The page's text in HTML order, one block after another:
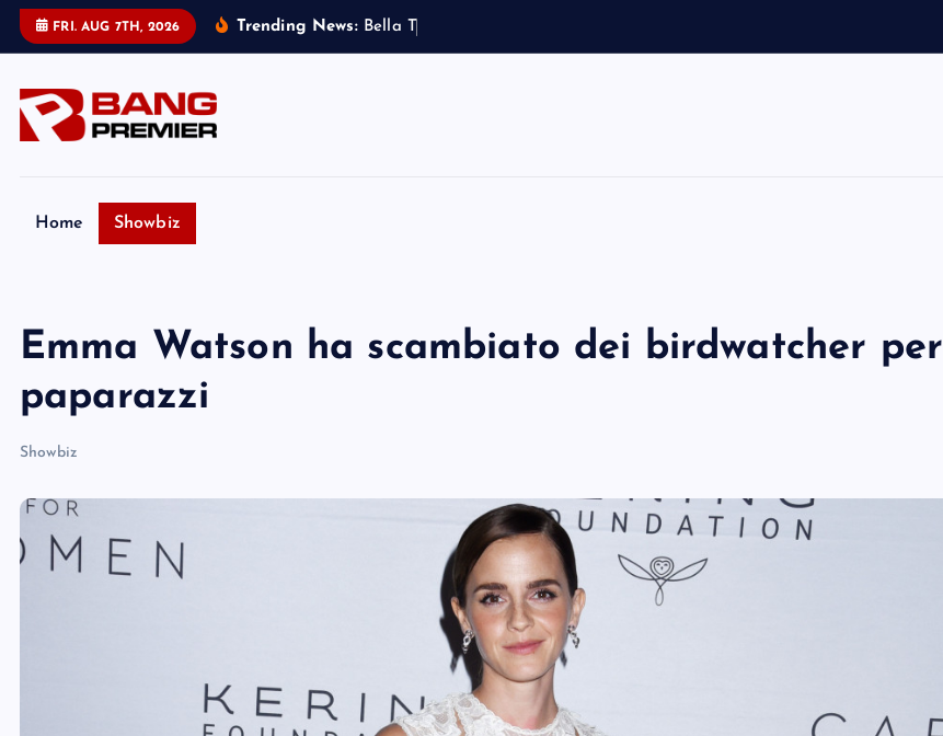
FRI. AUG 7TH, 2026 Trending News: Be a T
Home Showbiz
Emma Watson ha scambiato dei birdwatcher per
paparazzi
Showbiz